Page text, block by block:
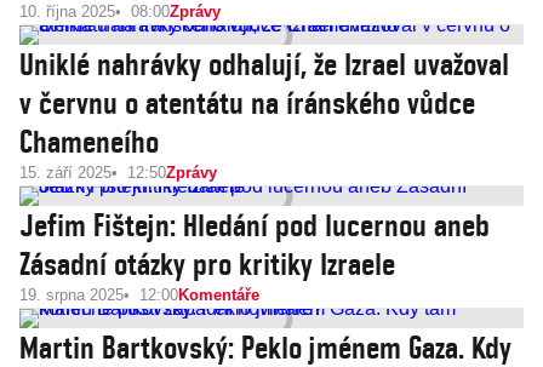
10. října 2025 08:00Zprávy
Uniklé nahrávky odhalují, že Izrael uvažoval
v červnu o atentátu na íránského vůdce
Chameneího
15. září 2025 12:50Zprávy
Jefim Fištejn: Hledání pod lucernou aneb
Zásadní otázky pro kritiky Izraele
19. srpna 2025 12:00Komentáře
Martin Bartkovský: Peklo jménem Gaza. Kdy